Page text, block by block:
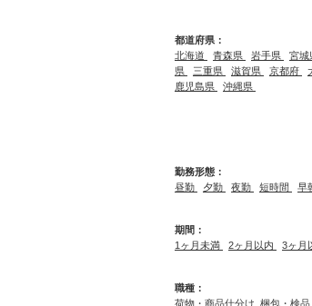
都道府県：
北海道
青森県 岩手県 宮城
県
三重県 滋賀県 京都府
鹿児島県
沖縄県
勤務形態：
昼勤
夕勤 夜勤 短時間 早
期間：
1ヶ月未満
2ヶ月以内 3ヶ月
職種：
荷物・商品仕分け 梱包・検